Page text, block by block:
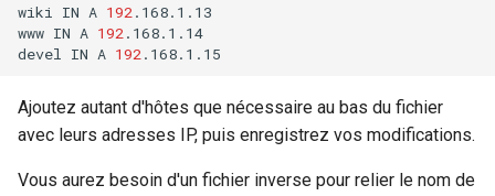
wiki
IN A 192 .168.1.13
www IN A 192 .168.1.14
devel
IN A 192
Ajoutez autant d'hôtes que nécessaire au bas du fichier
avec leurs adresses IP, puis enregistrez vos modifications.
Vous aurez besoin d'un fichier inverse pour relier le nom de